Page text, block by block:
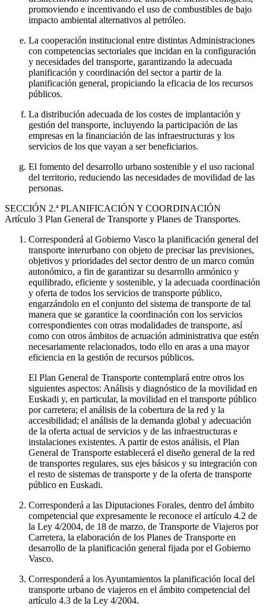
promoviendo e incentivando el uso de combustibles de bajo
impacto ambiental alternativos al petróleo.
La cooperación institucional entre distintas Administraciones
con competencias sectoriales que incidan en la configuración
y necesidades del transporte, garantizando la adecuada
planificación y coordinación del sector a partir de la
planificación general, propiciando la eficacia de los recursos
públicos.
La distribución adecuada de los costes de implantación y
gestión del transporte, incluyendo la participación de las
empresas en la financiación de las infraestructuras y los
servicios de los que vayan a ser beneficiarios.
El fomento del desarrollo urbano sostenible y el uso racional
del territorio, reduciendo las necesidades de movilidad de las
personas.
SECCIÓN 2.ª PLANIFICACIÓN Y COORDINACIÓN
Artículo 3 Plan General de Transporte y Planes de Transportes.
Corresponderá al Gobierno Vasco la planificación general del
transporte interurbano con objeto de precisar las previsiones,
objetivos y prioridades del sector dentro de un marco común
autonómico, a fin de garantizar su desarrollo armónico y
equilibrado, eficiente y sostenible, y la adecuada coordinación
y oferta de todos los servicios de transporte público,
engarzándolo en el conjunto del sistema de transporte de tal
manera que se garantice la coordinación con los servicios
correspondientes con otras modalidades de transporte, así
como con otros ámbitos de actuación administrativa que estén
necesariamente relacionados, todo ello en aras a una mayor
eficiencia en la gestión de recursos públicos.
El Plan General de Transporte contemplará entre otros los
siguientes aspectos: Análisis y diagnóstico de la movilidad en
Euskadi y, en particular, la movilidad en el transporte público
por carretera; el análisis de la cobertura de la red y la
accesibilidad; el análisis de la demanda global y adecuación
de la oferta actual de servicios y de las infraestructuras e
instalaciones existentes. A partir de estos análisis, el Plan
General de Transporte establecerá el diseño general de la red
de transportes regulares, sus ejes básicos y su integración con
el resto de sistemas de transporte y de la oferta de transporte
público en Euskadi.
Corresponderá a las Diputaciones Forales, dentro del ámbito
competencial que expresamente le reconoce el artículo 4.2 de
la Ley 4/2004, de 18 de marzo, de Transporte de Viajeros por
Carretera, la elaboración de los Planes de Transporte en
desarrollo de la planificación general fijada por el Gobierno
Vasco.
Corresponderá a los Ayuntamientos la planificación local del
transporte urbano de viajeros en el ámbito competencial del
artículo 4.3 de la Ley 4/2004.